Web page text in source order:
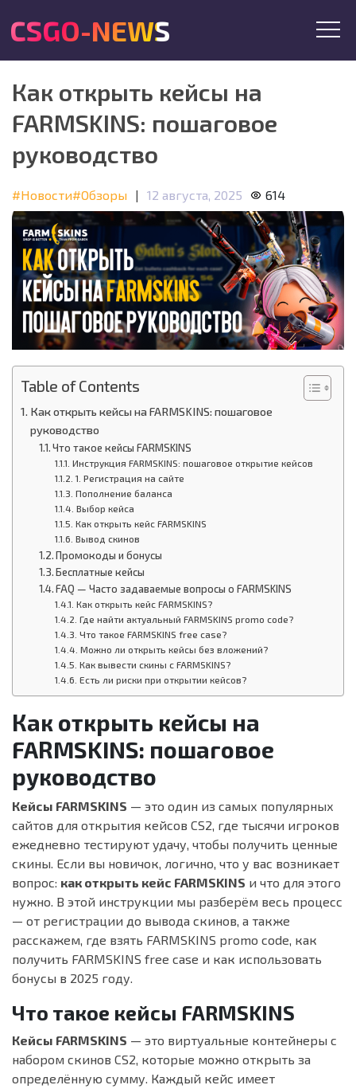
CSGO-NEWS
Как открыть кейсы на
FARMSKINS: пошаговое
руководство
#Новости#Обзоры | 12 августа, 2025 614
Table of Contents
Как открыть кейсы на FARMSKINS: пошаговое
руководство
Что такое кейсы FARMSKINS
Инструкция FARMSKINS: пошаговое открытие кейсов
1. Регистрация на сайте
Пополнение баланса
Выбор кейса
Как открыть кейс FARMSKINS
Вывод скинов
Промокоды и бонусы
Бесплатные кейсы
FAQ — Часто задаваемые вопросы о FARMSKINS
Как открыть кейс FARMSKINS?
Где найти актуальный FARMSKINS promo code?
Что такое FARMSKINS free case?
Можно ли открыть кейсы без вложений?
Как вывести скины с FARMSKINS?
Есть ли риски при открытии кейсов?
Как открыть кейсы на
FARMSKINS: пошаговое
руководство
Кейсы FARMSKINS — это один из самых популярных
сайтов для открытия кейсов CS2, где тысячи игроков
ежедневно тестируют удачу, чтобы получить ценные
скины. Если вы новичок, логично, что у вас возникает
вопрос: как открыть кейс FARMSKINS и что для этого
нужно. В этой инструкции мы разберём весь процесс
— от регистрации до вывода скинов, а также
расскажем, где взять FARMSKINS promo code, как
получить FARMSKINS free case и как использовать
бонусы в 2025 году.
Что такое кейсы FARMSKINS
Кейсы FARMSKINS — это виртуальные контейнеры с
набором скинов CS2, которые можно открыть за
определённую сумму. Каждый кейс имеет